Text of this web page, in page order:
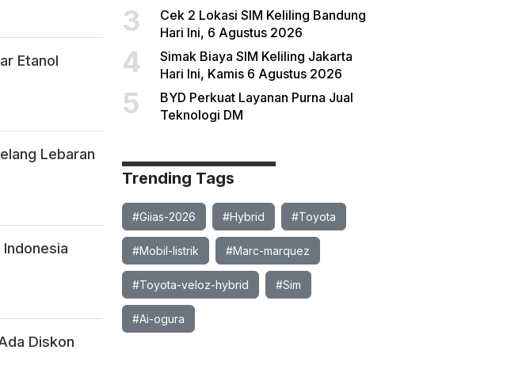
Etanol
Lebaran
Diskon
3
Cek 2 Lokasi SIM Keliling Bandung
Hari Ini, 6 Agustus 2026
4
Simak Biaya SIM Keliling Jakarta
Hari Ini, Kamis 6 Agustus 2026
5
BYD Perkuat Layanan Purna Jual
Teknologi DM
Trending Tags
#Giias-2026 #Hybrid #Toyota
#Mobil-listrik #Marc-marquez
#Toyota-veloz-hybrid #Sim
#Ai-ogura